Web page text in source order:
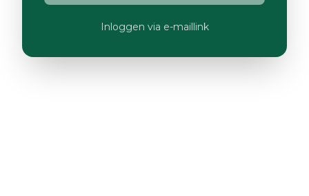
Inloggen via e-maillink